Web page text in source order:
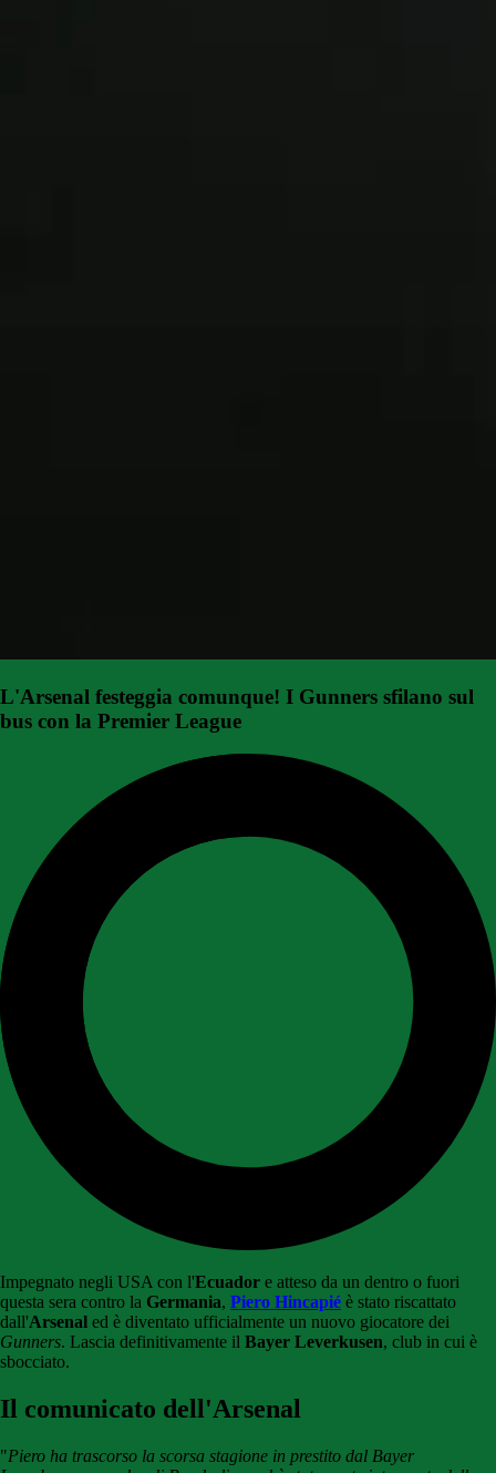
L'Arsenal festeggia comunque! I Gunners sfilano sul
bus con la Premier League
Impegnato negli USA con l'Ecuador e atteso da un dentro o fuori
questa sera contro la Germania, Piero Hincapié è stato riscattato
dall'Arsenal ed è diventato ufficialmente un nuovo giocatore dei
Gunners. Lascia definitivamente il Bayer Leverkusen, club in cui è
sbocciato.
Il comunicato dell'Arsenal
"Piero ha trascorso la scorsa stagione in prestito dal Bayer